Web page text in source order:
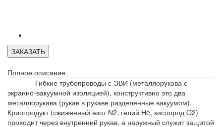
ЗАКАЗАТЬ
Полное описание
Гибкие трубопроводы с ЭВИ (металлорукава с
экранно-вакуумной изоляцией), конструктивно это два
металлорукава (рукав в рукаве разделенные вакуумом).
Криопродукт (сжиженный азот N2, гелий He, кислород O2)
проходит через внутренний рукав, а наружный служит защитой